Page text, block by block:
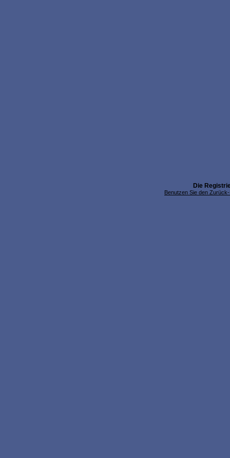
Die
Benutzen Sie den